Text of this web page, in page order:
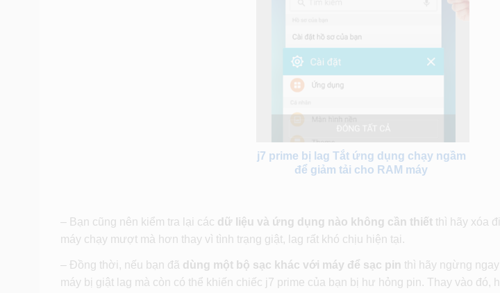
j7 prime bị lag Tắt ứng dụng chạy ngầm
để giảm tải cho RAM máy
– Bạn cũng nên kiểm tra lại các dữ liệu và ứng dụng nào không cần thiết thì hãy xóa
máy chạy mượt mà hơn thay vì tình trạng giật, lag rất khó chịu hiện tại.
– Đồng thời, nếu bạn đã dùng một bộ sạc khác với máy để sạc pin thì hãy ngừng
máy bị giật lag mà còn có thể khiến chiếc j7 prime của bạn bị hư hỏng pin. Thay vào đó,